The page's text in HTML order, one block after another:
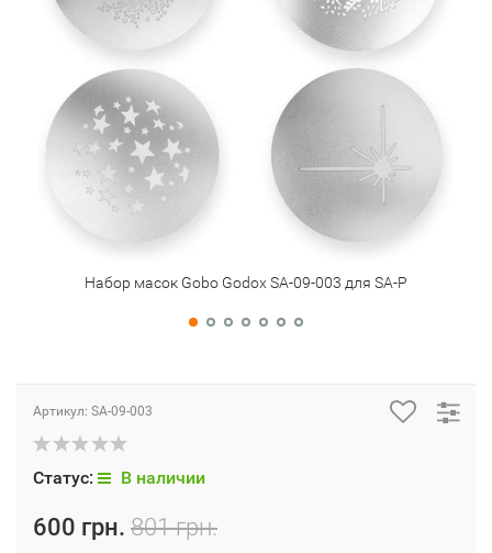
Набор масок Gobo Godox SA-09-003 для SA-P
Артикул: SA-09-003
Статус: В наличии
600 грн. 801 грн.